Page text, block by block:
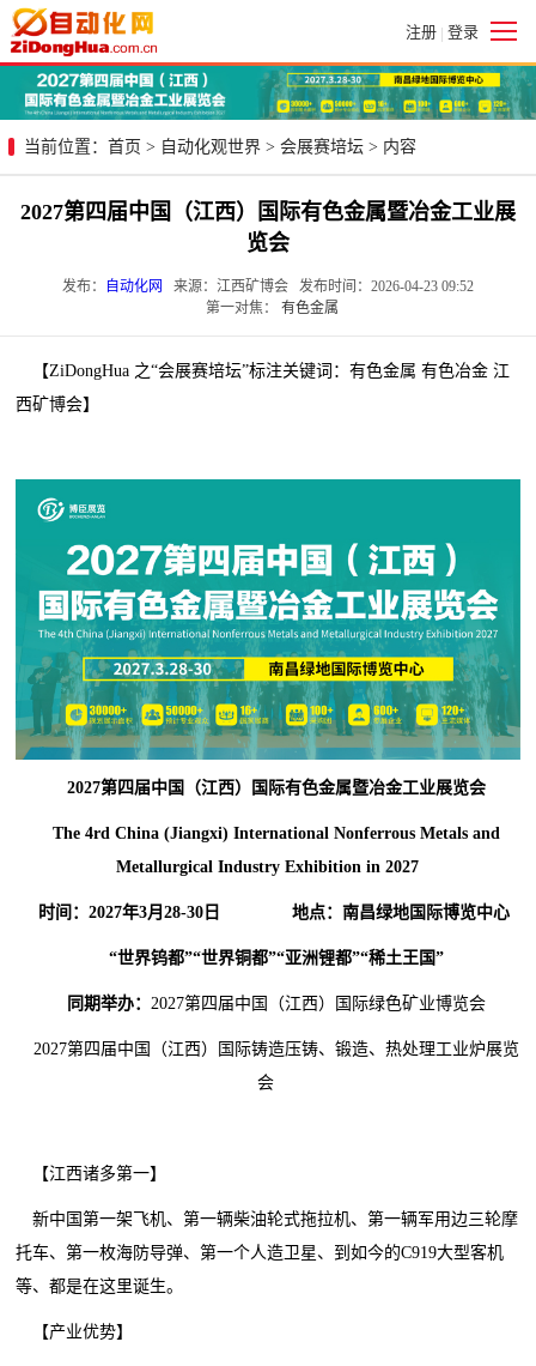
注册 | 登录
当前位置： 首页 > 自动化观世界 > 会展赛培坛 > 内容
2027第四届中国（江西）国际有色金属暨冶金工业展
览会
发布： 自动化网
来源：江西矿博会 发布时间：2026-04-23 09:52
第一对焦： 有色金属
【ZiDongHua 之“会展赛培坛”标注关键词：有色金属 有色冶金 江
西矿博会】
2027第四届中国（江西）国际有色金属暨冶金工业展览会
The 4rd China (Jiangxi) International Nonferrous Metals and
Metallurgical Industry Exhibition in 2027
时间：2027年3月28-30日 地点：南昌绿地国际博览中心
“世界钨都”“世界铜都”“亚洲锂都”“稀土王国”
同期举办： 2027第四届中国（江西）国际绿色矿业博览会
2027第四届中国（江西）国际铸造压铸、锻造、热处理工业炉展览
会
【江西诸多第一】
新中国第一架飞机、第一辆柴油轮式拖拉机、第一辆军用边三轮摩
托车、第一枚海防导弹、第一个人造卫星、到如今的C919大型客机
等、都是在这里诞生。
【产业优势】